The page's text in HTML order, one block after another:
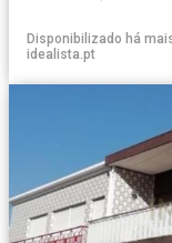
Disponibilizado há
idealista.pt